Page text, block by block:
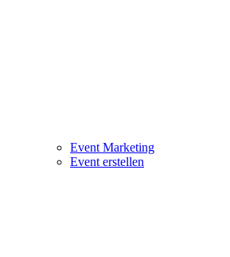
Event Marketing
Event erstellen